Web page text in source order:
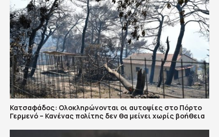
Κατσαφάδος: Ολοκληρώνονται οι αυτοψίες στο Πόρτο
Γερμενό – Κανένας πολίτης δεν θα μείνει χωρίς βοήθεια